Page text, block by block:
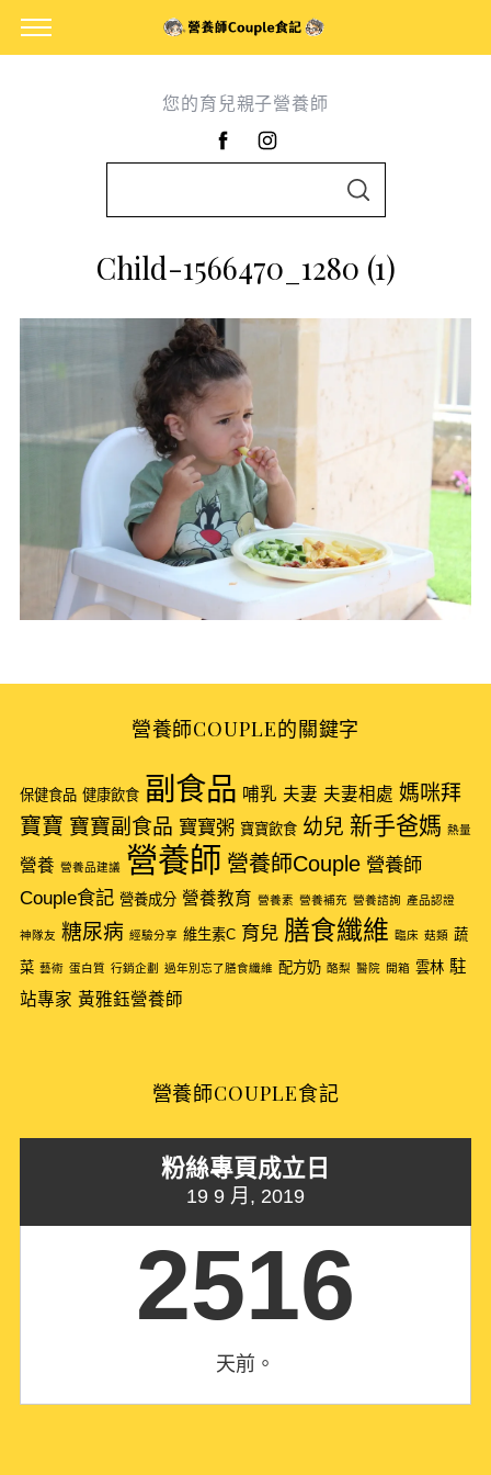
您的育兒親子營養師
r
S
H
Child-1566470_1280 (1)
營養師COUPLE的關鍵字
保健食品 健康飲食 副食品 哺乳 夫妻 夫妻相處 媽咪拜
寶寶 寶寶副食品 寶寶粥 寶寶飲食 幼兒 新手爸媽 熱量
營養 營養品建議 營養師 營養師Couple 營養師
Couple食記 營養成分 營養教育 營養素 營養補充 營養諮詢 產品認證
神隊友 糖尿病 經驗分享 維生素C 育兒 膳食纖維 臨床 菇類 蔬
菜 藝術 蛋白質 行銷企劃 過年別忘了膳食纖維 配方奶 酪梨 醫院 開箱 雲林 駐
站專家 黃雅鈺營養師
營養師COUPLE食記
粉絲專頁成立日
19 9 月, 2019
2516
天前。
S
a
r
h
f
o
: